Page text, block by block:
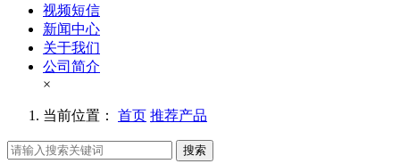
视频短信
新闻中心
关于我们
公司简介
×
当前位置： 首页 推荐产品
搜索